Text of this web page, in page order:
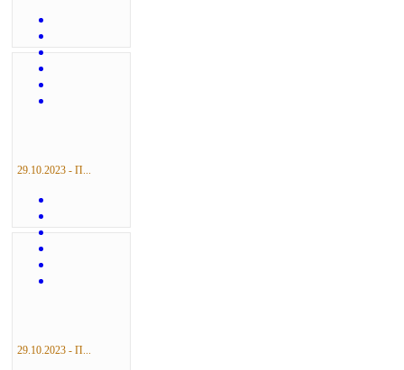
29.10.2023 - П...
29.10.2023 - П...